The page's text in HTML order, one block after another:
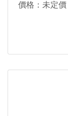
價格：未定價